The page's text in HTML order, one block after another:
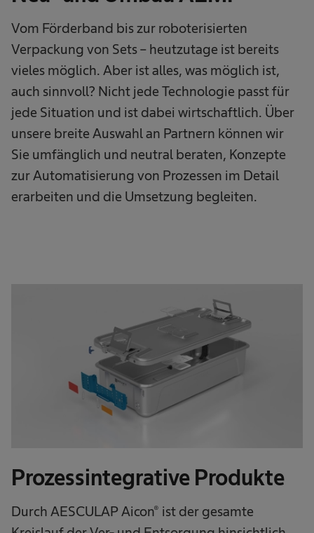
Vom Förderband bis zur roboterisierten
Verpackung von Sets – heutzutage ist bereits
vieles möglich. Aber ist alles, was möglich ist,
auch sinnvoll? Nicht jede Technologie passt für
jede Situation und ist dabei wirtschaftlich. Über
unsere breite Auswahl an Partnern können wir
Sie umfänglich und neutral beraten, Konzepte
zur Automatisierung von Prozessen im Detail
erarbeiten und die Umsetzung begleiten.
Prozessintegrative Produkte
Durch AESCULAP Aicon® ist der gesamte